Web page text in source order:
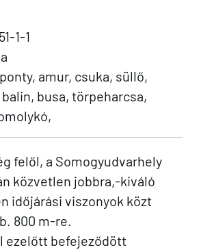
1-1
ponty, amur, csuka, süllő,
busa, törpeharcsa,
felől, a Somogyudvarhely
közvetlen jobbra,-kiváló
időjárási viszonyok közt
800 m-re.
ezelőtt befejeződött